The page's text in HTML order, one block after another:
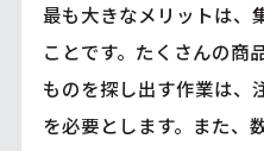
最も大きなメリットは、
ことです。たくさんの商
ものを探し出す作業は、
を必要とします。また、